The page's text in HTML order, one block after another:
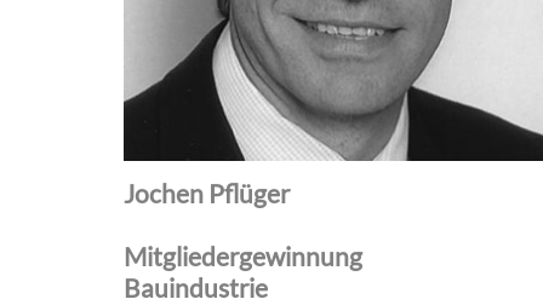
Jochen Pflüger
Mitgliedergewinnung
Bauindustrie